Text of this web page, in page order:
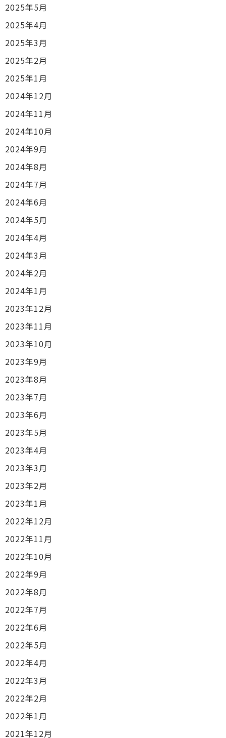
2025年5月
2025年4月
2025年3月
2025年2月
2025年1月
2024年12月
2024年11月
2024年10月
2024年9月
2024年8月
2024年7月
2024年6月
2024年5月
2024年4月
2024年3月
2024年2月
2024年1月
2023年12月
2023年11月
2023年10月
2023年9月
2023年8月
2023年7月
2023年6月
2023年5月
2023年4月
2023年3月
2023年2月
2023年1月
2022年12月
2022年11月
2022年10月
2022年9月
2022年8月
2022年7月
2022年6月
2022年5月
2022年4月
2022年3月
2022年2月
2022年1月
2021年12月